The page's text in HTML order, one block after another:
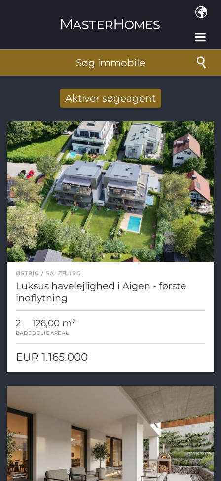
Søg immobile
Aktiver søgeagent
E-mail-adresse*
ØSTRIG SALZBURG
Luksus havelejlighed i Aigen - første
indflytning
2
BADE
126,00 m²
BOLIGAREAL
EUR 1.165.000